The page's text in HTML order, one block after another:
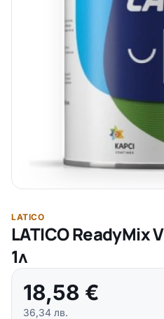
LATICO
LATICO ReadyMix
1л
18,58 €
36,34 лв.